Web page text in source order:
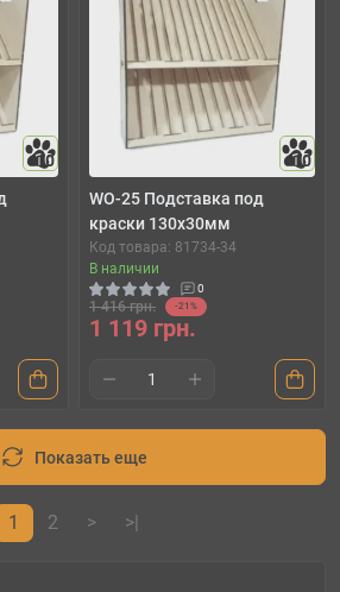
10
10
WO-25 Подставка под
краски 130x30мм
Код товара: 81734-34
В наличии
0
1 416 грн. -21%
1 119 грн.
Показать еще
1 2 > >|